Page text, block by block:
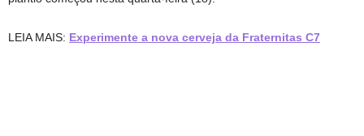
LEIA MAIS: Experimente a nova cerveja da Fraternitas C7